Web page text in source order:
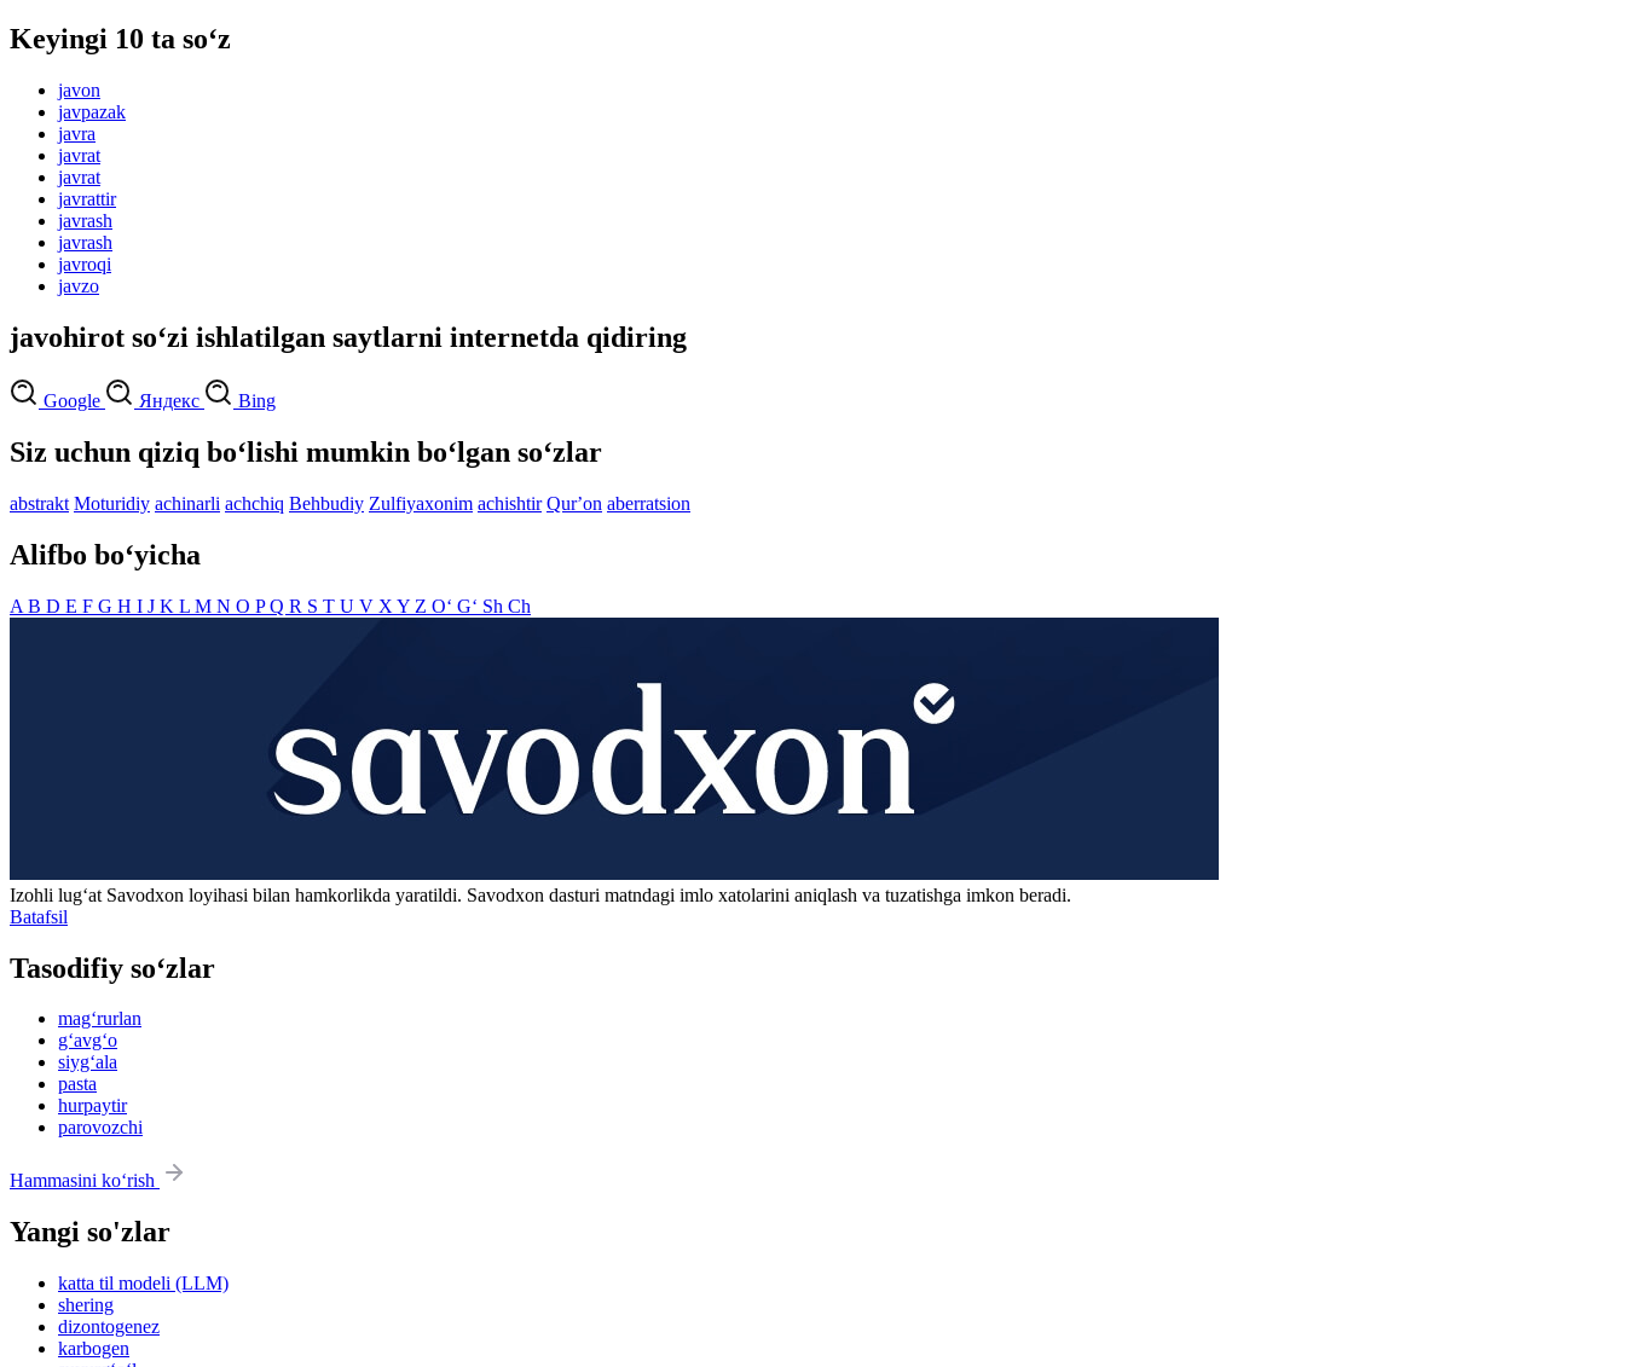
Keyingi 10 ta so‘z
javon
javpazak
javra
javrat
javrat
javrattir
javrash
javrash
javroqi
javzo
javohirot so‘zi ishlatilgan saytlarni internetda qidiring
Google Яндекс Bing
Siz uchun qiziq bo‘lishi mumkin bo‘lgan so‘zlar
abstrakt Moturidiy achinarli achchiq Behbudiy Zulfiyaxonim achishtir Qurʼon aberratsion
Alifbo bo‘yicha
A B D E F G H I J K L M N O PQ R S T U V X Y Z O‘ G‘ Sh Ch
Izohli lugʻat Savodxon loyihasi bilan hamkorlikda yaratildi. Savodxon dasturi matndagi imlo xatolarini aniqlash va tuzatishga imkon beradi.
Batafsil
Tasodifiy so‘zlar
mag‘rurlan
g‘avg‘o
siyg‘ala
pasta
hurpaytir
parovozchi
Hammasini ko‘rish
Yangi so'zlar
katta til modeli (LLM)
shering
dizontogenez
karbogen